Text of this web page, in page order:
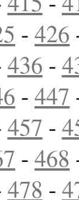
- 426
436 -
- 447
457 -
- 468
478 -